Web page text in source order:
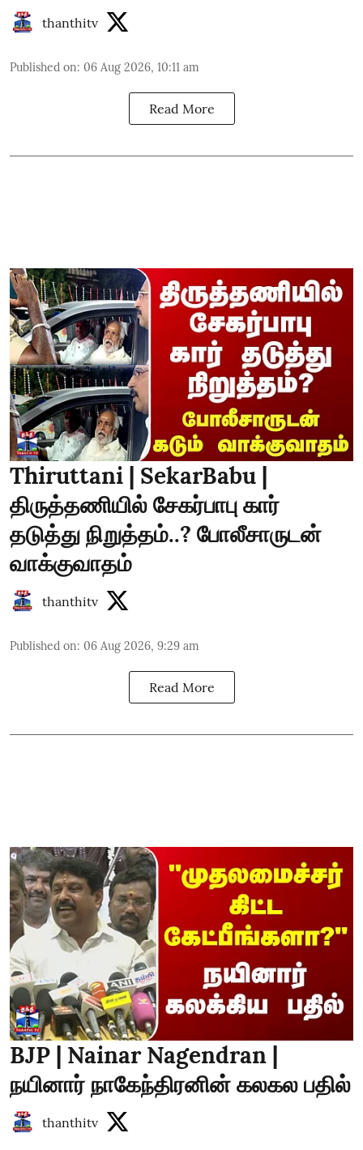
thanthitv
Published on: 06 Aug 2026, 10:11 am
Read More
Thiruttani | SekarBabu |
திருத்தணியில் சேகர்பாபு கார்
தடுத்து நிறுத்தம்..? போலீசாருடன்
வாக்குவாதம்
thanthitv
Published on: 06 Aug 2026, 9:29 am
Read More
BJP | Nainar Nagendran |
நயினார் நாகேந்திரனின் கலகல பதில்
thanthitv